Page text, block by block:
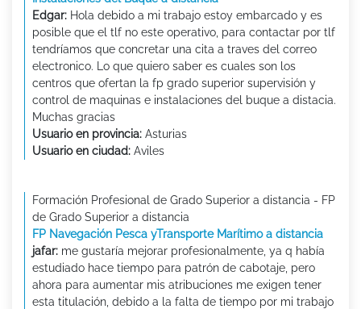
Edgar: Hola debido a mi trabajo estoy embarcado y es
posible que el tlf no este operativo, para contactar por tlf
tendríamos que concretar una cita a traves del correo
electronico. Lo que quiero saber es cuales son los
centros que ofertan la fp grado superior supervisión y
control de maquinas e instalaciones del buque a distacia.
Muchas gracias
Usuario en provincia: Asturias
Usuario en ciudad: Aviles
Formación Profesional de Grado Superior a distancia - FP
de Grado Superior a distancia
FP Navegación Pesca yTransporte Marítimo a distancia
jafar: me gustaría mejorar profesionalmente, ya q había
estudiado hace tiempo para patrón de cabotaje, pero
ahora para aumentar mis atribuciones me exigen tener
esta titulación, debido a la falta de tiempo por mi trabajo